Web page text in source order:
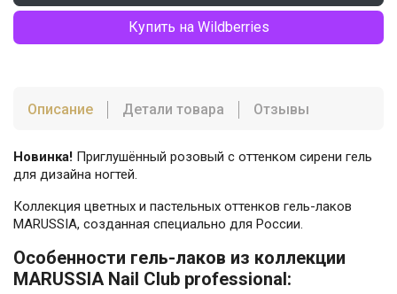
Купить на Wildberries
Описание Детали товара Отзывы
Новинка! Приглушённый розовый с оттенком сирени гель
для дизайна ногтей.
Коллекция цветных и пастельных оттенков гель-лаков
MARUSSIA, созданная специально для России.
Особенности гель-лаков из коллекции
MARUSSIA Nail Club professional: